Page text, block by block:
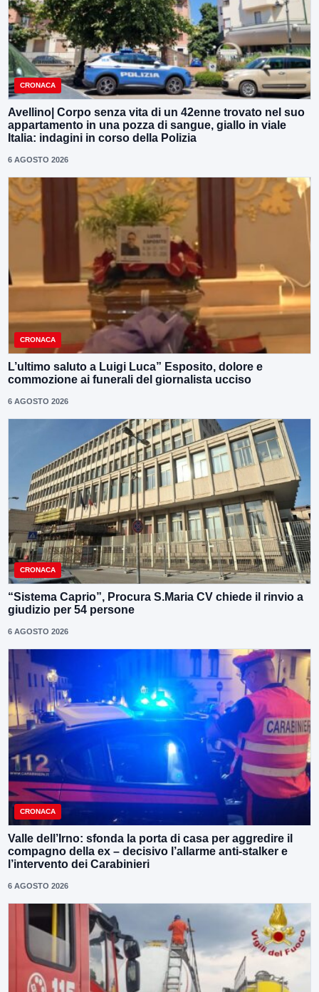
CRONACA
Avellino| Corpo senza vita di un 42enne trovato nel suo
appartamento in una pozza di sangue, giallo in viale
Italia: indagini in corso della Polizia
6 AGOSTO 2026
CRONACA
L’ultimo saluto a Luigi Luca” Esposito, dolore e
commozione ai funerali del giornalista ucciso
6 AGOSTO 2026
CRONACA
“Sistema Caprio”, Procura S.Maria CV chiede il rinvio a
giudizio per 54 persone
6 AGOSTO 2026
CRONACA
Valle dell’Irno: sfonda la porta di casa per aggredire il
compagno della ex – decisivo l’allarme anti-stalker e
l’intervento dei Carabinieri
6 AGOSTO 2026